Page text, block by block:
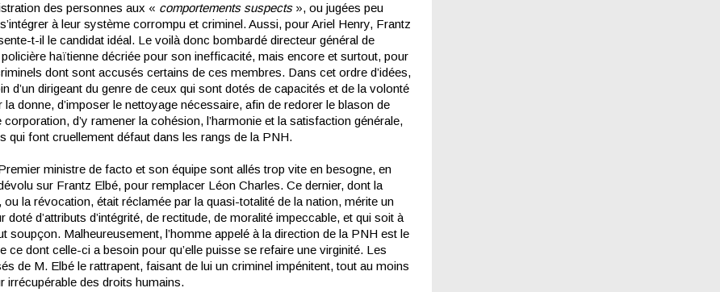
des personnes aux « comportements suspects», ou jugées peu
à leur système corrompu et criminel. Aussi, pour Ariel Henry, Frantz
t-il le candidat idéal. Le voilà donc bombardé directeur général de
policière haïtienne décriée pour son inefficacité, mais encore et surtout, pour
dont sont accusés certains de ces membres. Dans cet ordre d’idées,
d’un dirigeant du genre de ceux qui sont dotés de capacités et de la volonté
la donne, d’imposer le nettoyage nécessaire, afin de redorer le blason de
corporation, d’y ramener la cohésion, l’harmonie et la satisfaction générale,
qui font cruellement défaut dans les rangs de la PNH.
ministre de facto et son équipe sont allés trop vite en besogne, en
sur Frantz Elbé, pour remplacer Léon Charles. Ce dernier, dont la
ou la révocation, était réclamée par la quasi-totalité de la nation, mérite un
doté d’attributs d’intégrité, de rectitude, de moralité impeccable, et qui soit à
soupçon. Malheureusement, l’homme appelé à la direction de la PNH est le
ce dont celle-ci a besoin pour qu’elle puisse se refaire une virginité. Les
de M. Elbé le rattrapent, faisant de lui un criminel impénitent, tout au moins
irrécupérable des droits humains.